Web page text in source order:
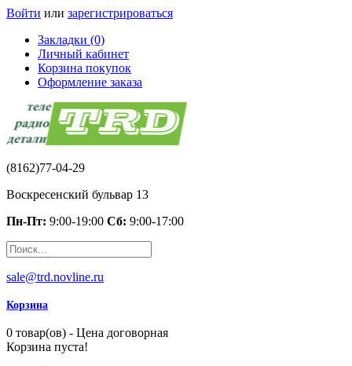
Войти или зарегистрироваться
Закладки (0)
Личный кабинет
Корзина покупок
Оформление заказа
(8162)77-04-29
Воскресенский бульвар 13
Пн-Пт: 9:00-19:00 Сб: 9:00-17:00
sale@trd.novline.ru
Корзина
0 товар(ов) - Цена договорная
Корзина пуста!